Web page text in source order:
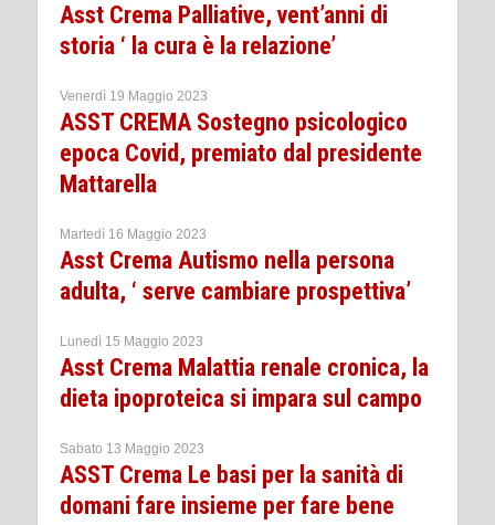
Asst Crema Palliative, vent’anni di
storia ‘ la cura è la relazione’
Venerdì 19 Maggio 2023
ASST CREMA Sostegno psicologico
epoca Covid, premiato dal presidente
Mattarella
Martedì 16 Maggio 2023
Asst Crema Autismo nella persona
adulta, ‘ serve cambiare prospettiva’
Lunedì 15 Maggio 2023
Asst Crema Malattia renale cronica, la
dieta ipoproteica si impara sul campo
Sabato 13 Maggio 2023
ASST Crema Le basi per la sanità di
domani fare insieme per fare bene